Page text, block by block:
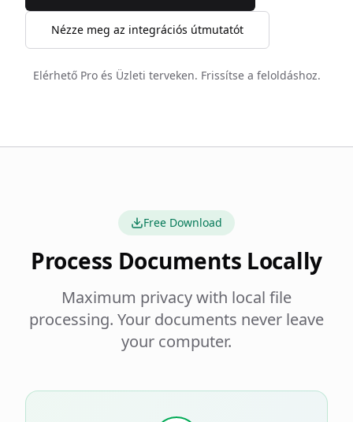
Nézze meg az integrációs útmutatót
Elérhető Pro és Üzleti terveken. Frissítse a feloldáshoz.
Free Download
Process Documents Locally
Maximum privacy with local file
processing. Your documents never leave
your computer.